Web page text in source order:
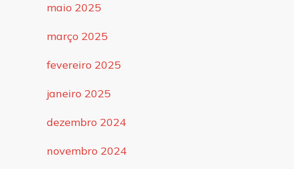
maio 2025
março 2025
fevereiro 2025
janeiro 2025
dezembro 2024
novembro 2024